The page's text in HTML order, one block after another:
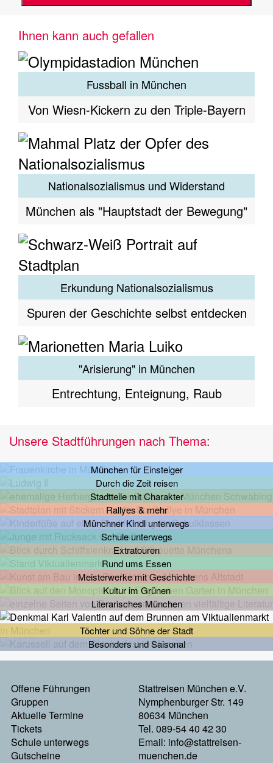
Ihnen kann auch gefallen
Fussball in München
Von Wiesn-Kickern zu den Triple-Bayern
Nationalsozialismus und Widerstand
München als "Hauptstadt der Bewegung"
Erkundung Nationalsozialismus
Spuren der Geschichte selbst entdecken
"Arisierung" in München
Entrechtung, Enteignung, Raub
Unsere Stadtführungen nach Thema:
München für Einsteiger
Durch die Zeit reisen
Stadtteile mit Charakter
Rallyes & mehr
Münchner Kindl unterwegs
Schule unterwegs
Extratouren
Rund ums Essen
Meisterwerke mit Geschichte
Kultur im Grünen
Literarisches München
Töchter und Söhne der Stadt
Besonders und Saisonal
Footermenu
Links
Offene Führungen
Gruppen
Aktuelle Termine
Tickets
Schule unterwegs
Gutscheine
Stattreisen München e.V.
Nymphenburger Str. 149
80634 München
Tel. 089-54 40 42 30
Email: info@stattreisen-
muenchen.de